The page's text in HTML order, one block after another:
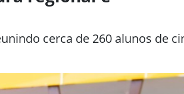
cerca de 260 alunos de